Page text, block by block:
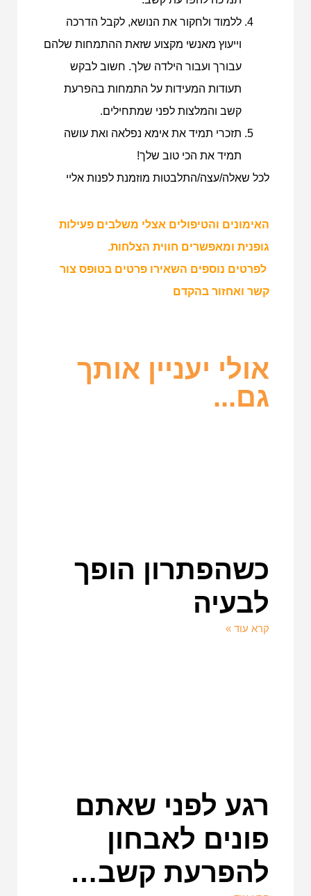
ללמוד ולחקור את הנושא, לקבל הדרכה
וייעוץ מאנשי מקצוע שזאת ההתמחות שלהם
עבורך ועבור הילדה שלך. חשוב לבקש
תעודות המעידות על התמחות בהפרעת
קשב והמלצות לפני שמתחילים.
תזכרי תמיד את אימא נפלאה ואת עושה
תמיד את הכי טוב שלך!
לכל שאלה/עצה/התלבטות מוזמנת לפנות אליי
האימונים והטיפולים אצלי משלבים פעילות
גופנית ומאפשרים חווית הצלחות.
לפרטים נוספים השאירו פרטים בטופס צור
קשר ואחזור בהקדם
אולי יעניין אותך
גם...
כשהפתרון הופך
לבעיה
קרא עוד »
רגע לפני שאתם
פונים לאבחון
להפרעת קשב…